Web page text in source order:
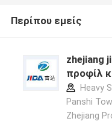
Περίπου εμείς
zhejiang
προφίλ
Heavy
Panshi
Zhejiang